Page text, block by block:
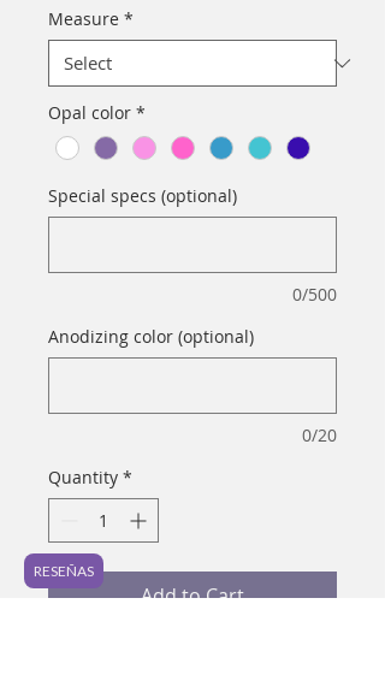
Measure *
Opal color *
Special specs (optional)
0/500
Anodizing color (optional)
0/20
Quantity *
Add to Cart
RESEÑAS